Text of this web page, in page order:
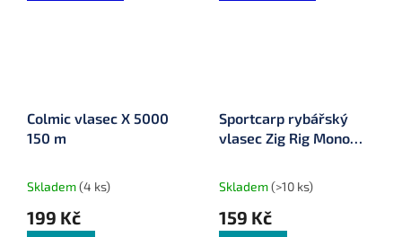
Colmic vlasec X 5000
150 m
Skladem(4 ks)
199 Kč
Sportcarp rybářský
vlasec Zig Rig Mono
Skladem(>10 ks)
159 Kč